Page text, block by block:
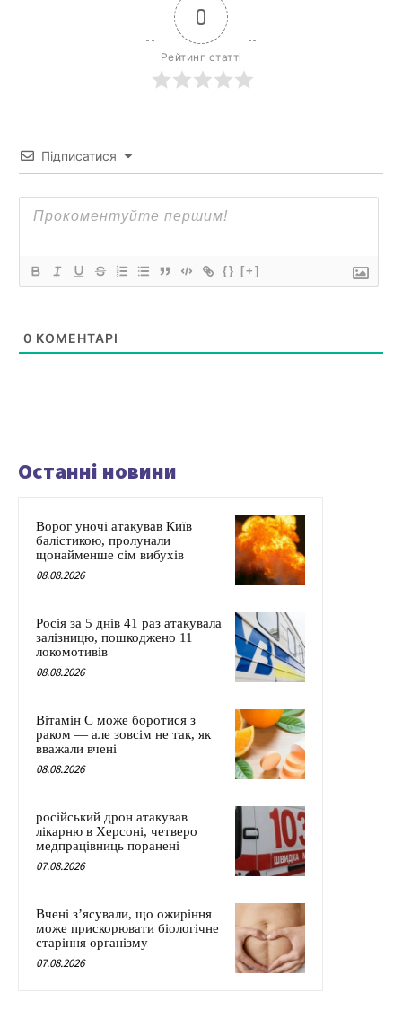
0
Рейтинг статті
Підписатися
{} [+]
0 КОМЕНТАРІ
Останні новини
Ворог уночі атакував Київ
балістикою, пролунали
щонайменше сім вибухів
08.08.2026
Росія за 5 днів 41 раз атакувала
залізницю, пошкоджено 11
локомотивів
08.08.2026
Вітамін C може боротися з
раком — але зовсім не так, як
вважали вчені
08.08.2026
російський дрон атакував
лікарню в Херсоні, четверо
медпрацівниць поранені
07.08.2026
Вчені з’ясували, що ожиріння
може прискорювати біологічне
старіння організму
07.08.2026